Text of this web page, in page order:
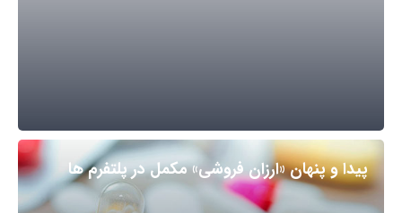
پیدا و پنهان «ارزان فروشی» مکمل در پلتفرم ها